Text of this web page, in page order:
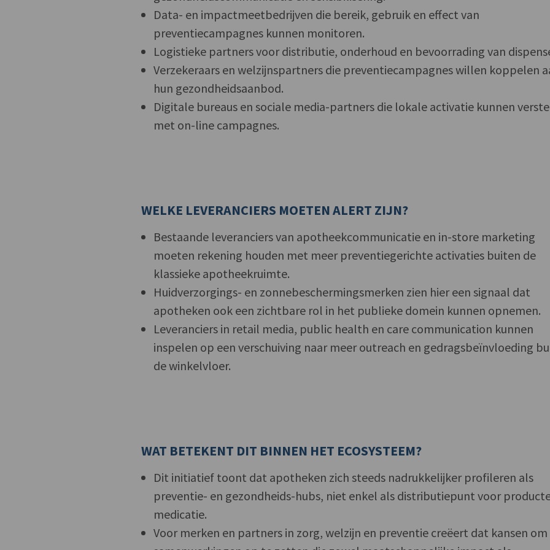
Data- en impactmeetbedrijven die bereik, gebruik en effect van
preventiecampagnes kunnen monitoren.
Logistieke partners voor distributie, onderhoud en bevoorrading van
Verzekeraars en welzijnspartners die preventiecampagnes willen koppelen
hun gezondheidsaanbod.
Digitale bureaus en sociale media-partners die lokale activatie kunnen
met on-line campagnes.
WELKE LEVERANCIERS MOETEN ALERT ZIJN?
Bestaande leveranciers van apotheekcommunicatie en in-store marketing
moeten rekening houden met meer preventiegerichte activaties buiten de
klassieke apotheekruimte.
Huidverzorgings- en zonnebeschermingsmerken zien hier een signaal dat
apotheken ook een zichtbare rol in het publieke domein kunnen opnemen.
Leveranciers in retail media, public health en care communication kunnen
inspelen op een verschuiving naar meer outreach en gedragsbeïnvloeding
de winkelvloer.
WAT BETEKENT DIT BINNEN HET ECOSYSTEEM?
Dit initiatief toont dat apotheken zich steeds nadrukkelijker profileren als
preventie- en gezondheids-hubs, niet enkel als distributiepunt voor
medicatie.
Voor merken en partners in zorg, welzijn en preventie creëert dat kansen om